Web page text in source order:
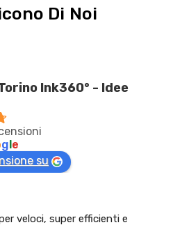
Di Noi
Ink360° - Idee
gle
su
veloci, super efficienti e